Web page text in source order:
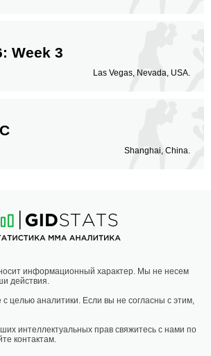
Week 3
Las Vegas, Nevada, USA.
Shanghai, China.
информационный характер. Мы не несем
действия.
целью аналитики. Если вы не согласны с этим,
интеллектуальных прав свяжитесь с нами по
контактам.